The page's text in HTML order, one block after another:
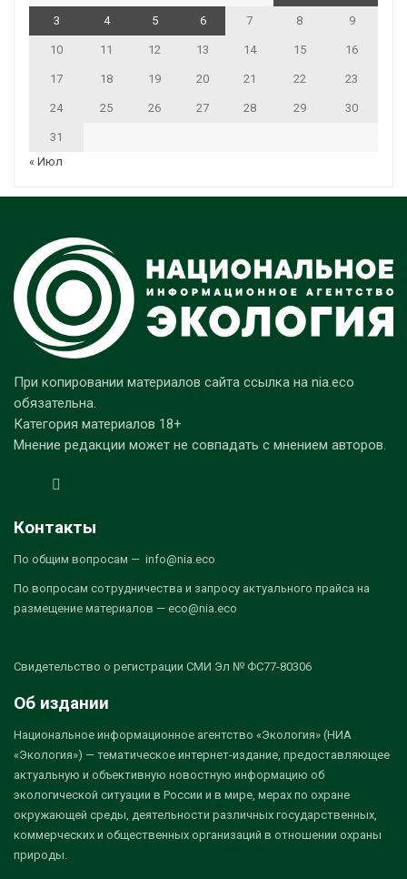
3 4 5 6 7 8 9
10 11 12 13 14 15 16
17 18 19 20 21 22 23
24 25 26 27 28 29 30
31
« Июл
При копировании материалов сайта ссылка на nia.eco
обязательна.
Категория материалов 18+
Мнение редакции может не совпадать с мнением авторов.
Контакты
По общим вопросам — info@nia.eco
По вопросам сотрудничества и запросу актуального прайса на
размещение материалов — eco@nia.eco
Свидетельство о регистрации СМИ Эл № ФС77-80306
Об издании
Национальное информационное агентство «Экология» (НИА
«Экология») — тематическое интернет-издание, предоставляющее
актуальную и объективную новостную информацию об
экологической ситуации в России и в мире, мерах по охране
окружающей среды, деятельности различных государственных,
коммерческих и общественных организаций в отношении охраны
природы.